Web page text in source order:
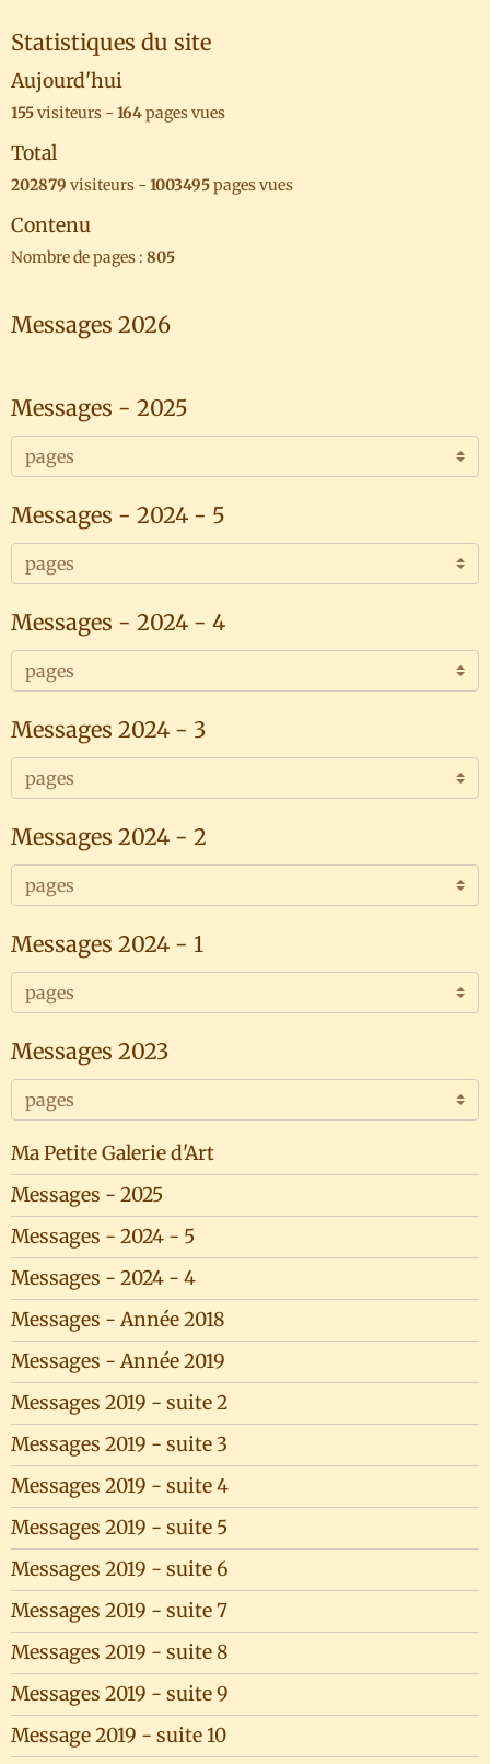
Statistiques du site
Aujourd'hui
155visiteurs - 164pages vues
Total
202879 visiteurs - 1003495pages vues
Contenu
Nombre de pages : 805
Messages 2026
Messages - 2025
Messages - 2024 - 5
Messages - 2024 - 4
Messages 2024 - 3
Messages 2024 - 2
Messages 2024 - 1
Messages 2023
Ma Petite Galerie d'Art
Messages - 2025
Messages - 2024 - 5
Messages - 2024 - 4
Messages - Année 2018
Messages - Année 2019
Messages 2019 - suite 2
Messages 2019 - suite 3
Messages 2019 - suite 4
Messages 2019 - suite 5
Messages 2019 - suite 6
Messages 2019 - suite 7
Messages 2019 - suite 8
Messages 2019 - suite 9
Message 2019 - suite 10